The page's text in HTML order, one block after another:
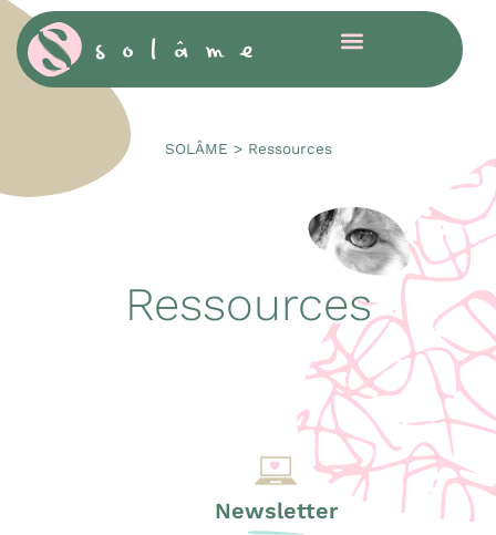
SOLÂME > Ressources
Ressources
Newsletter
Cookies management panel